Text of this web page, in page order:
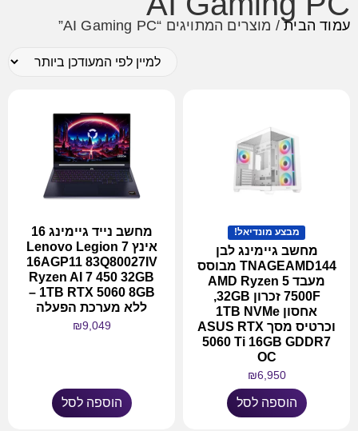
עמוד הבית/ מוצרים המתויגים “AI Gaming PC”
מבצע מונדיאל!
מחשב גיימינג לבן
TNAGEAMD144 מבוסס
מעבד AMD Ryzen 5
7500F זכרון 32GB,
אחסון 1TB NVMe
וכרטיס מסך ASUS RTX
5060 Ti 16GB GDDR7
OC
₪6,950
הוספה לסל
מחשב נייד גיימינג 16
אינץ Lenovo Legion 7
16AGP11 83Q80027IV
Ryzen AI 7 450 32GB
1TB RTX 5060 8GB –
ללא מערכת הפעלה
₪9,049
הוספה לסל